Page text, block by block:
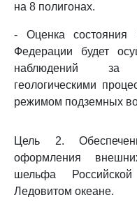
на 8 полигонах.
- Оценка состояния
Федерации будет
наблюдений за
геологическими
режимом подземных
Цель 2.
оформления
шельфа
Ледовитом океане.